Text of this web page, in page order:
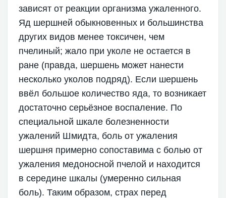
зависят от реакции организма ужаленного.
Яд шершней обыкновенных и большинства
других видов менее токсичен, чем
пчелиный; жало при уколе не остается в
ране (правда, шершень может нанести
несколько уколов подряд). Если шершень
ввёл большое количество яда, то возникает
достаточно серьёзное воспаление. По
специальной шкале болезненности
ужалений Шмидта, боль от ужаления
шершня примерно сопоставима с болью от
ужаления медоносной пчелой и находится
в середине шкалы (умеренно сильная
боль). Таким образом, страх перед